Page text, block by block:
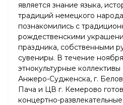
является знание языка,
традиций немецкого
познакомились с
рождественскими
праздника, собственными
сувениры. В течение
этнокультурные
Анжеро-Судженска, г.
Пача и ЦВ г. Кемерово
концертно-